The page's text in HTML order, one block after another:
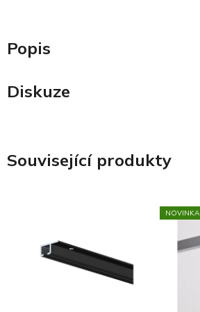
Popis
Diskuze
Související produkty
NOVINKA